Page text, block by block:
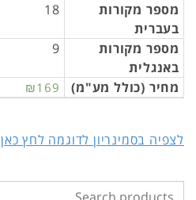
מספר מקורות
בעברית
18
מספר מקורות
באנגלית
9
מחיר (כולל מע"מ) ₪169
לצפיה בסמינריון לדוגמה לחץ כאן